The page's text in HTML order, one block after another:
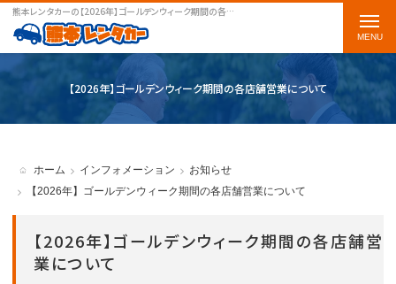
熊本レンタカーの【2026年】ゴールデンウィーク期間の各店舗営業についてをご案内します
【2026年】ゴールデンウィーク期間の各店舗営業について
ホーム インフォメーション
お知らせ
【2026年】ゴールデンウィーク期間の各店舗営業について
【2026年】ゴールデンウィーク期間の各店舗営
業について
t
o
g
l
v